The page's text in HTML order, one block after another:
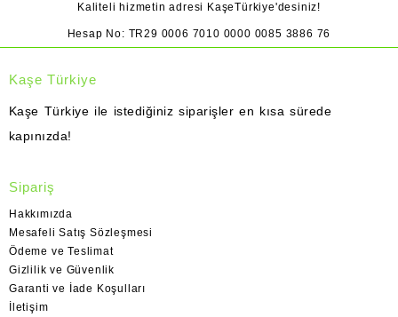
Kaliteli hizmetin adresi KaşeTürkiye'desiniz!
Hesap No: TR29 0006 7010 0000 0085 3886 76
Kaşe Türkiye
Kaşe Türkiye ile istediğiniz siparişler en kısa sürede
kapınızda!
Sipariş
Hakkımızda
Mesafeli Satış Sözleşmesi
Ödeme ve Teslimat
Gizlilik ve Güvenlik
Garanti ve İade Koşulları
İletişim